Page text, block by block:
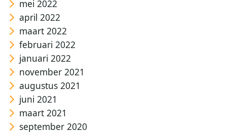
mei 2022
april 2022
maart 2022
februari 2022
januari 2022
november 2021
augustus 2021
juni 2021
maart 2021
september 2020